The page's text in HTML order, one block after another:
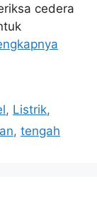
cedera
, Listrik,
, tengah